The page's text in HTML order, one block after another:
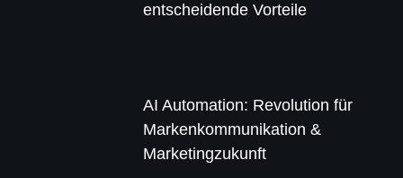
entscheidende Vorteile
AI Automation: Revolution für
Markenkommunikation &
Marketingzukunft